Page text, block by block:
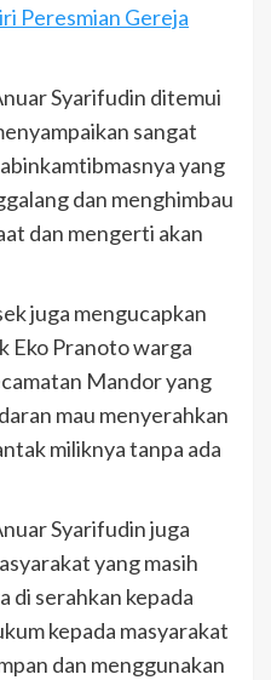
Peresmian Gereja
Syarifudin ditemui
sangat
yang
dan menghimbau
dan mengerti akan
juga mengucapkan
Eko Pranoto warga
Mandor yang
mau menyerahkan
miliknya tanpa ada
Syarifudin juga
yang masih
di serahkan kepada
kepada masyarakat
dan menggunakan